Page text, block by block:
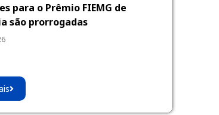
para o Prêmio FIEMG de
são prorrogadas